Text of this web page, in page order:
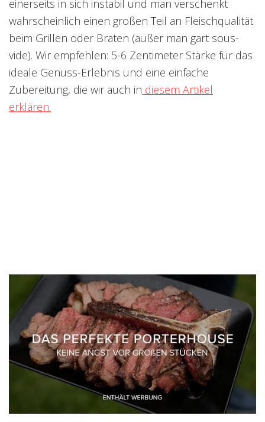
einerseits in sich instabil und man verschenkt
wahrscheinlich einen großen Teil an Fleischqualität
beim Grillen oder Braten (außer man gart sous-
vide). Wir empfehlen: 5-6 Zentimeter Stärke für das
ideale Genuss-Erlebnis und eine einfache
Zubereitung, die wir auch in diesem Artikel
erklären.